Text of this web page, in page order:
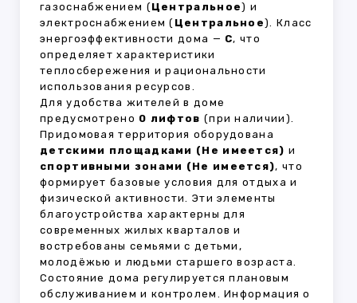
газоснабжением (Центральное) и
электроснабжением ( Центральное). Класс
энергоэффективности дома — C, что
определяет характеристики
теплосбережения и рациональности
использования ресурсов.
Для удобства жителей в доме
предусмотрено 0 лифтов (при наличии).
Придомовая территория оборудована
детскими площадками (Не имеется) и
спортивными зонами (Не имеется), что
формирует базовые условия для отдыха и
физической активности. Эти элементы
благоустройства характерны для
современных жилых кварталов и
востребованы семьями с детьми,
молодёжью и людьми старшего возраста.
Состояние дома регулируется плановым
обслуживанием и контролем. Информация о